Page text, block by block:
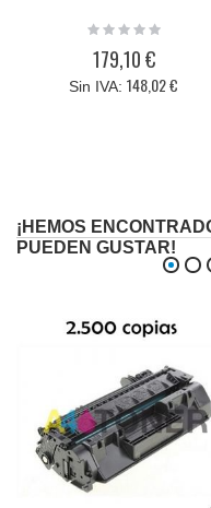
Rating:
179,10 €
148,02 €
¡HEMOS
PUEDEN GUSTAR!